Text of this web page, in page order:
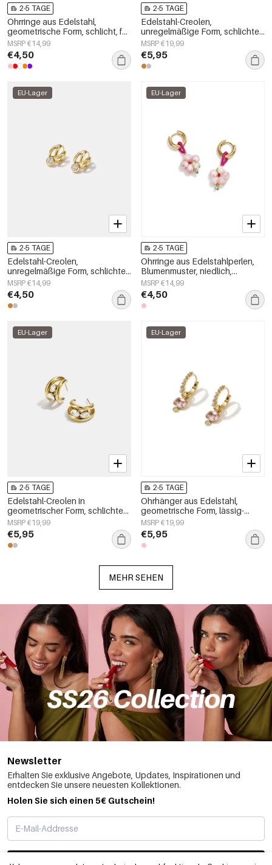
2-5 TAGE
Ohrringe aus Edelstahl,
geometrische Form, schlicht, für
jeden Tag, schlichte Kollektion,
Damenschmuck
MSRP €14,99
€4,50
2-5 TAGE
Edelstahl-Creolen,
unregelmäßige Form, schlichte
Alltags-Serie, Damenschmuck
MSRP €19,99
€5,95
EU-Lager
2-5 TAGE
Edelstahl-Creolen,
unregelmäßige Form, schlichte
Alltags-Serie, Damenschmuck
MSRP €14,99
€4,50
EU-Lager
2-5 TAGE
Ohrringe aus Edelstahlperlen,
Blumenmuster, niedlich,
schlicht, Damenschmuck
MSRP €14,99
€4,50
EU-Lager
2-5 TAGE
Edelstahl-Creolen in
geometrischer Form, schlichte
Alltags-Serie, Damenschmuck
MSRP €19,99
€5,95
EU-Lager
2-5 TAGE
Ohrhänger aus Edelstahl,
geometrische Form, lässig-
schlichte Serie, Damenschmuck
MSRP €19,99
€5,95
MEHR SEHEN
Newsletter
Erhalten Sie exklusive Angebote, Updates, Inspirationen und
entdecken Sie unsere neuesten Kollektionen.
Holen Sie sich einen 5€ Gutschein!
ABONNIEREN